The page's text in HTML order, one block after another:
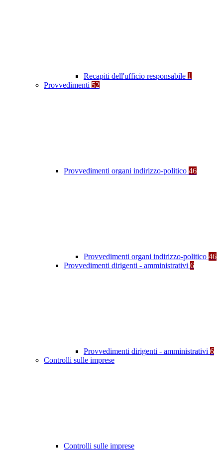
Recapiti dell'ufficio responsabile 1
Provvedimenti 52
Provvedimenti organi indirizzo-politico 46
Provvedimenti organi indirizzo-politico 46
Provvedimenti dirigenti - amministrativi 6
Provvedimenti dirigenti - amministrativi 6
Controlli sulle imprese
Controlli sulle imprese